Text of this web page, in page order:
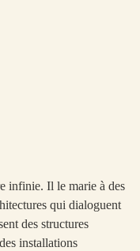
infinie. Il le marie à des
qui dialoguent
des structures
installations